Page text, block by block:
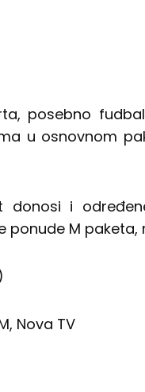
posebno
u osnovnom
donosi i
ponude M paketa,
Nova TV